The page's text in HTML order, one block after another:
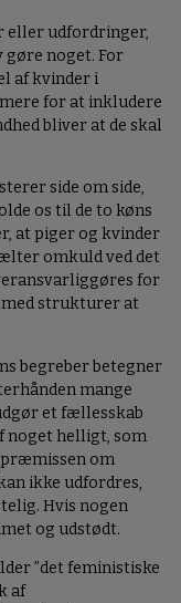
eller udfordringer,
gøre noget. For
af kvinder i
for at inkludere
bliver at de skal
side om side,
os til de to køns
at piger og kvinder
omkuld ved det
for
med strukturer at
begreber betegner
mange
et fællesskab
noget helligt, som
om
ikke udfordres,
Hvis nogen
og udstødt.
”det feministiske
af